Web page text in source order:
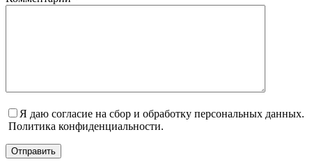
Я даю согласие на сбор и обработку персональных данных.
Политика конфиденциальности.
Отправить